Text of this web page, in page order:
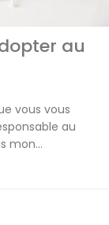
au
vous vous
au
mon...